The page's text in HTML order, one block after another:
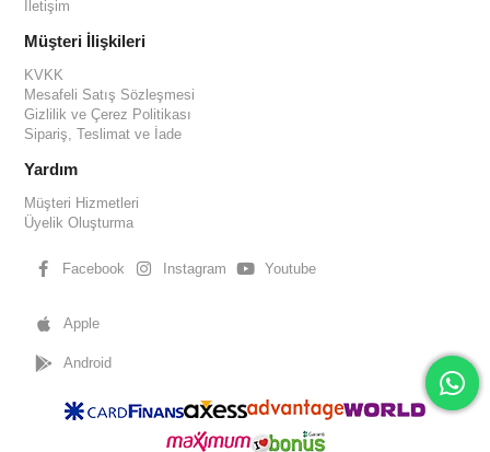
İletişim
Müşteri İlişkileri
KVKK
Mesafeli Satış Sözleşmesi
Gizlilik ve Çerez Politikası
Sipariş, Teslimat ve İade
Yardım
Müşteri Hizmetleri
Üyelik Oluşturma
Facebook Instagram Youtube
Apple
Android